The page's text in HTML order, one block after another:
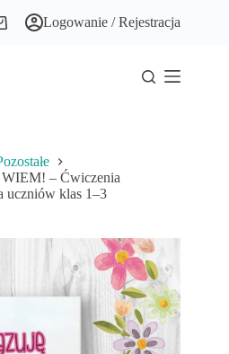
Logowanie / Rejestracja
– Ćwiczenia
uczniów klas 1–3